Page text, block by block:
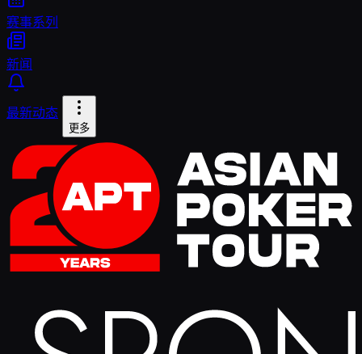
赛事系列
新闻
最新动态
更多